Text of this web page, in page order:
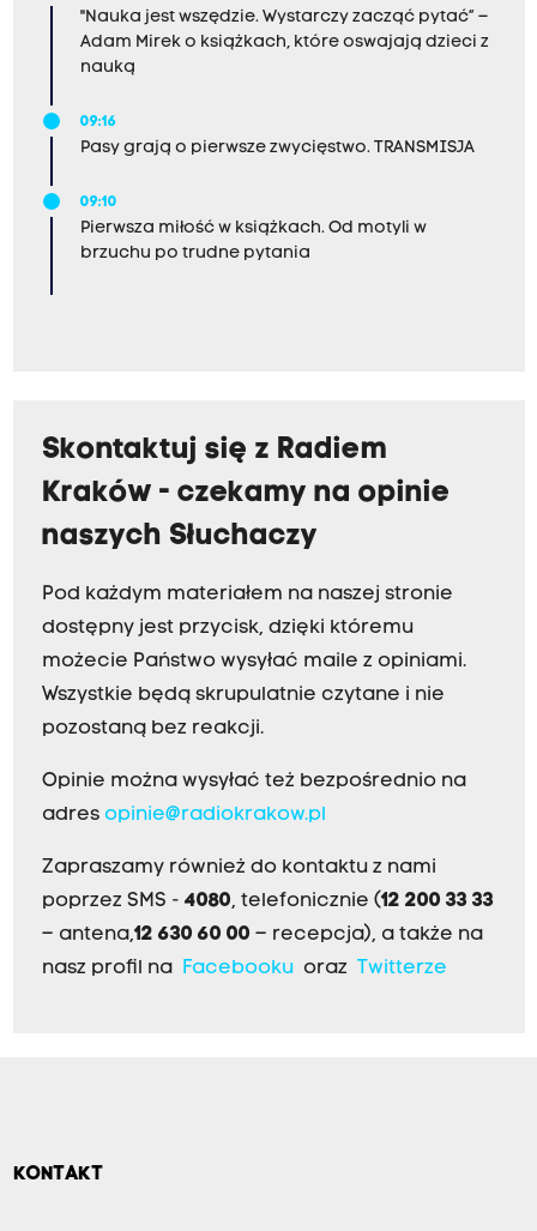
"Nauka jest wszędzie. Wystarczy zacząć pytać” –
Adam Mirek o książkach, które oswajają dzieci z
nauką
09:16
Pasy grają o pierwsze zwycięstwo. TRANSMISJA
09:10
Pierwsza miłość w książkach. Od motyli w
brzuchu po trudne pytania
Skontaktuj się z Radiem
Kraków - czekamy na opinie
naszych Słuchaczy
Pod każdym materiałem na naszej stronie
dostępny jest przycisk, dzięki któremu
możecie Państwo wysyłać maile z opiniami.
Wszystkie będą skrupulatnie czytane i nie
pozostaną bez reakcji.
Opinie można wysyłać też bezpośrednio na
adres opinie@radiokrakow.pl
Zapraszamy również do kontaktu z nami
poprzez SMS - 4080, telefonicznie (12 200 33 33
– antena,12 630 60 00 – recepcja), a także na
nasz profil na
Facebookuoraz Twitterze
KONTAKT